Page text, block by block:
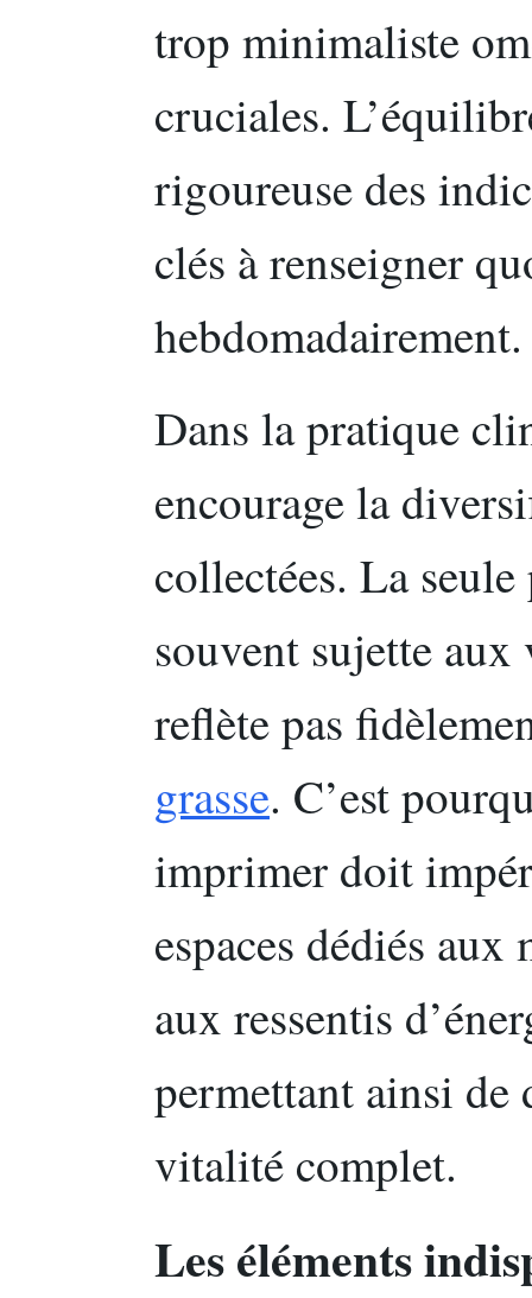
trop minimaliste
cruciales.
rigoureuse des
clés à renseigner
hebdomadairement.
Dans la pratique
encourage la
collectées. La
souvent sujette
reflète pas
grasse. C’est
imprimer doit
espaces dédiés
aux ressentis
permettant ainsi de
vitalité complet.
Les éléments